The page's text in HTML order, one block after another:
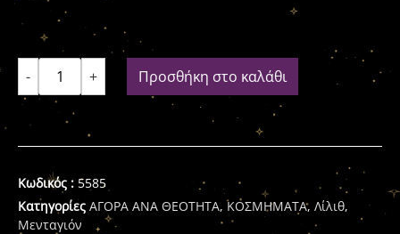
- + Προσθήκη στο καλάθι
Κωδικός : 5585
Κατηγορίες ΑΓΟΡΑ ΑΝΑ ΘΕΟΤΗΤΑ, ΚΟΣΜΗΜΑΤΑ, Λίλιθ,
Μενταγιόν